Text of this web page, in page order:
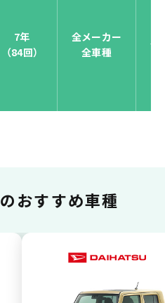
ットカード決済、賢くポ
ト還元
7年
（84回）
全メーカー
全車種
全
おすすめ車種